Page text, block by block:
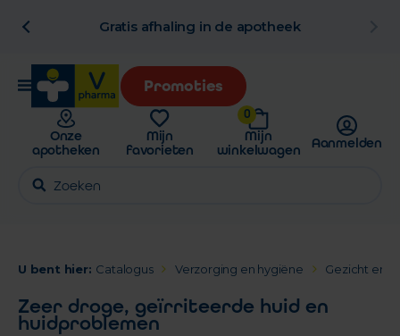
Gratis afhaling in de apotheek
Promoties
Onze
apotheken
Mijn
favorieten
0
Mijn
winkelwagen
Aanmelden
U bent hier: Catalogus Verzorging en hygiëne Gezicht en
Zeer droge, geïrriteerde huid en
huidproblemen